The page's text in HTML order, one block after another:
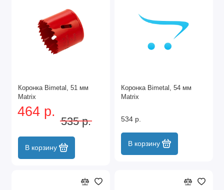
Коронка Bimetal, 51 мм
Matrix
464 р.
535 р.
В корзину
Коронка Bimetal, 54 мм
Matrix
534 р.
В корзину